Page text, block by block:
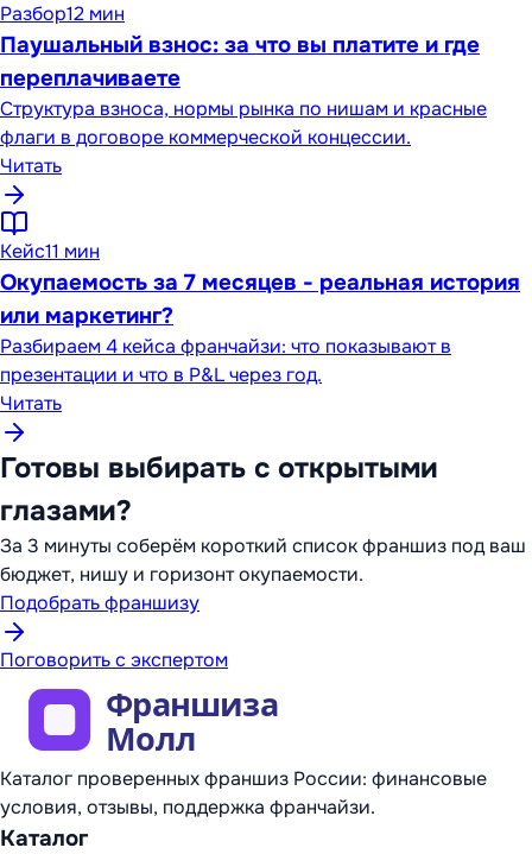
Разбор12 мин
Паушальный взнос: за что вы платите и где
переплачиваете
Структура взноса, нормы рынка по нишам и красные
флаги в договоре коммерческой концессии.
Читать
Кейс11 мин
Окупаемость за 7 месяцев - реальная история
или маркетинг?
Разбираем 4 кейса франчайзи: что показывают в
презентации и что в P&L через год.
Читать
Готовы выбирать с открытыми
глазами?
За 3 минуты соберём короткий список франшиз под ваш
бюджет, нишу и горизонт окупаемости.
Подобрать франшизу
Поговорить с экспертом
Каталог проверенных франшиз России: финансовые
условия, отзывы, поддержка франчайзи.
Каталог